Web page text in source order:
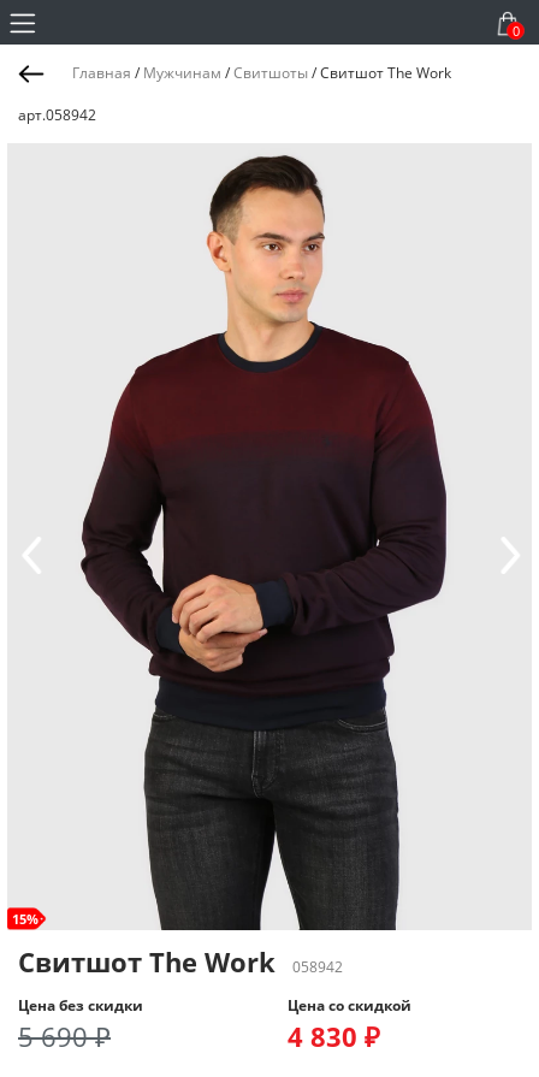
0
Главная / Мужчинам /Свитшоты/Свитшот The Work
арт.058942
15%
Свитшот The Work
058942
Цена без скидки
5 690 ₽
Цена со скидкой
4 830 ₽